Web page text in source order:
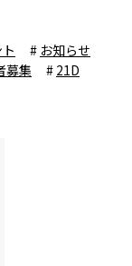
お知らせ
募集 21D